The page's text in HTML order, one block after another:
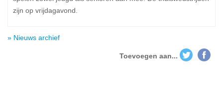
zijn op vrijdagavond.
» Nieuws archief
Toevoegen aan...